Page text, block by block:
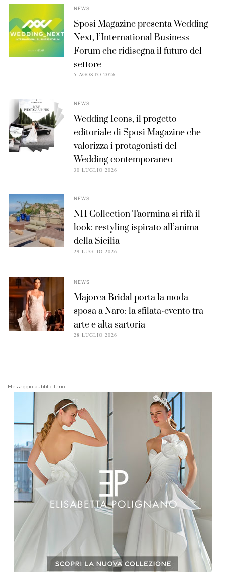
NEWS
Sposi Magazine presenta Wedding
Next, l’International Business
Forum che ridisegna il futuro del
settore
5 AGOSTO 2026
NEWS
Wedding Icons, il progetto
editoriale di Sposi Magazine che
valorizza i protagonisti del
Wedding contemporaneo
30 LUGLIO 2026
NEWS
NH Collection Taormina si rifà il
look: restyling ispirato all’anima
della Sicilia
29 LUGLIO 2026
NEWS
Majorca Bridal porta la moda
sposa a Naro: la sfilata-evento tra
arte e alta sartoria
28 LUGLIO 2026
Messaggio pubblicitario